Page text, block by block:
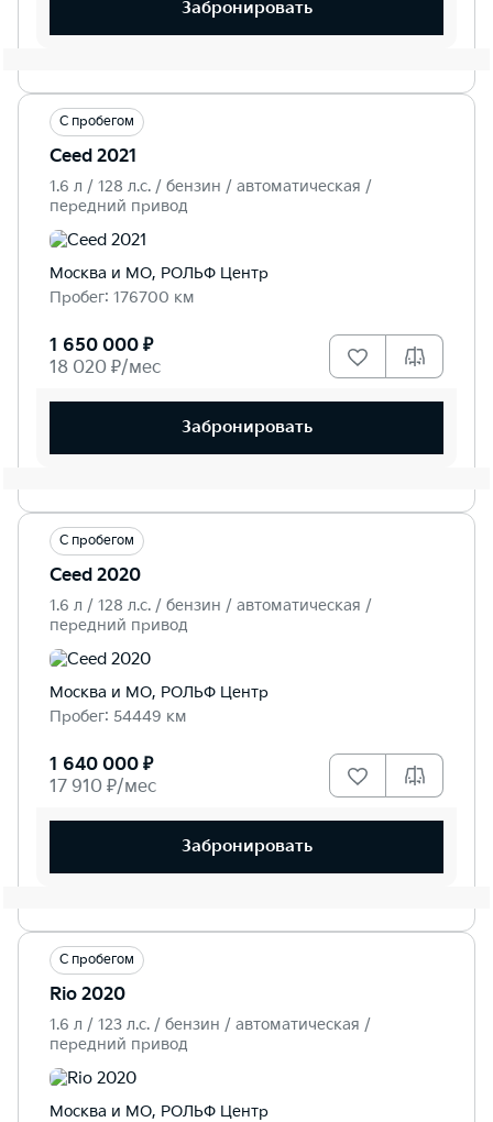
Забронировать
С пробегом
Ceed 2021
1.6 л / 128 л.c. / бензин / автоматическая /
передний привод
Москва и МО, РОЛЬФ Центр
Пробег: 176700 км
1 650 000 ₽
18 020 ₽/мес
Забронировать
С пробегом
Ceed 2020
1.6 л / 128 л.c. / бензин / автоматическая /
передний привод
Москва и МО, РОЛЬФ Центр
Пробег: 54449 км
1 640 000 ₽
17 910 ₽/мес
Забронировать
С пробегом
Rio 2020
1.6 л / 123 л.c. / бензин / автоматическая /
передний привод
Москва и МО, РОЛЬФ Центр